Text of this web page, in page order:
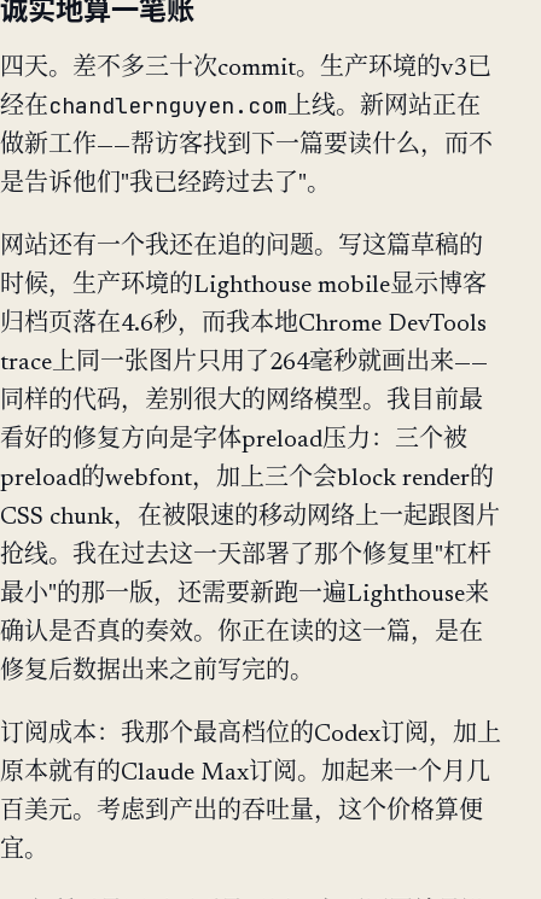
诚实地算一笔账
四天。差不多三十次commit。生产环境的v3已
经在chandlernguyen.com 上线。新网站正在
做新工作——帮访客找到下一篇要读什么，而不
是告诉他们"我已经跨过去了"。
网站还有一个我还在追的问题。写这篇草稿的
时候，生产环境的Lighthouse mobile显示博客
归档页落在4.6秒，而我本地Chrome DevTools
trace上同一张图片只用了264毫秒就画出来——
同样的代码，差别很大的网络模型。我目前最
看好的修复方向是字体preload压力：三个被
preload的webfont，加上三个会block render的
CSS chunk，在被限速的移动网络上一起跟图片
抢线。我在过去这一天部署了那个修复里"杠杆
最小"的那一版，还需要新跑一遍Lighthouse来
确认是否真的奏效。你正在读的这一篇，是在
修复后数据出来之前写完的。
订阅成本：我那个最高档位的Codex订阅，加上
原本就有的Claude Max订阅。加起来一个月几
百美元。考虑到产出的吞吐量，这个价格算便
宜。